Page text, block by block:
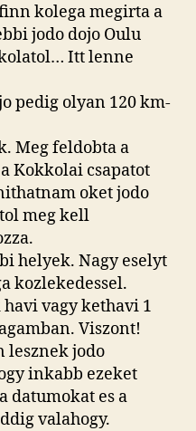
kolega megirta a
jodo dojo Oulu
Itt lenne
pedig olyan 120 km-
Meg feldobta a
Kokkolai csapatot
oket jodo
meg kell
helyek. Nagy eselyt
kozlekedessel.
vagy kethavi 1
Viszont!
lesznek jodo
inkabb ezeket
datumokat es a
valahogy.